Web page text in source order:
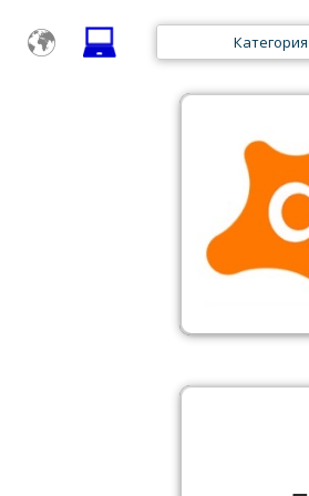
Категория